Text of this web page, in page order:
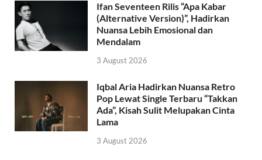
Ifan Seventeen Rilis “Apa Kabar
(Alternative Version)”, Hadirkan
Nuansa Lebih Emosional dan
Mendalam
3 August 2026
Iqbal Aria Hadirkan Nuansa Retro
Pop Lewat Single Terbaru “Takkan
Ada”, Kisah Sulit Melupakan Cinta
Lama
3 August 2026